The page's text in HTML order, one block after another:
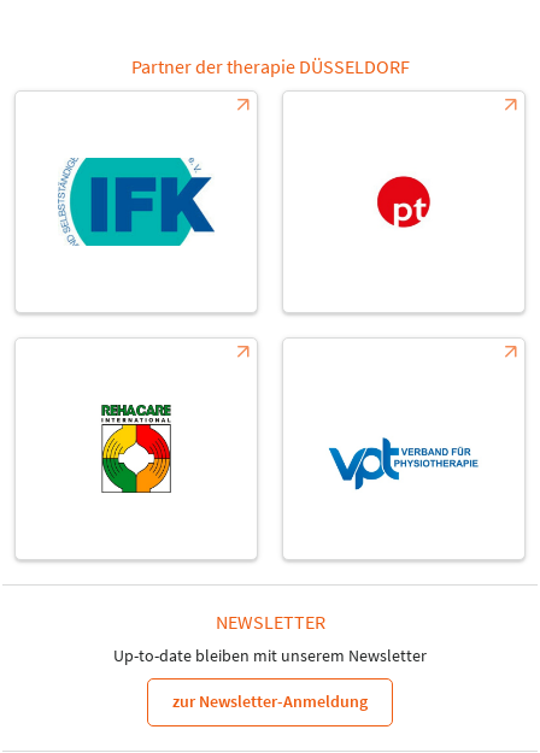
Partner der therapie DÜSSELDORF
NEWSLETTER
Up-to-date bleiben mit unserem Newsletter
zur Newsletter-Anmeldung